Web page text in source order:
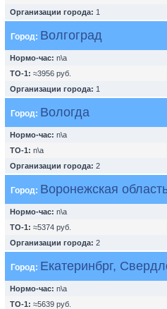
Организации города: 1
Город: Волгоград
Нормо-час: n\a
ТО-1: ≈3956 руб.
Организации города: 1
Город: Вологда
Нормо-час: n\a
ТО-1: n\a
Организации города: 2
Город: Воронежская
Нормо-час: n\a
ТО-1: ≈5374 руб.
Организации города: 2
Город: Екатеринбрг,
Нормо-час: n\a
ТО-1: ≈5639 руб.